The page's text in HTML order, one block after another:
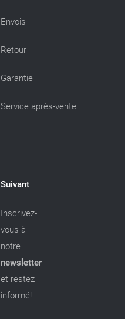
Envois
Retour
Garantie
Service après-vente
Suivant
Inscrivez-
vous à
notre
newsletter
et restez
informé!